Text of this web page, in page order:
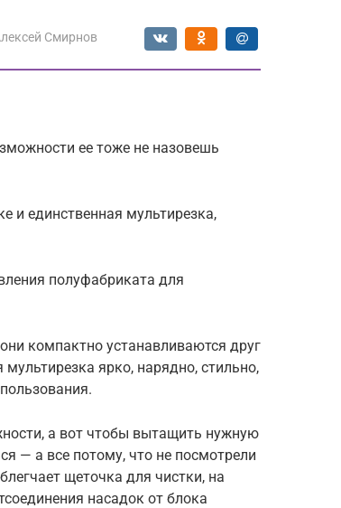
Смирнов
ее тоже не назовешь
и единственная мультирезка,
полуфабриката для
компактно устанавливаются друг
мультирезка ярко, нарядно, стильно,
а вот чтобы вытащить нужную
— а все потому, что не посмотрели
щеточка для чистки, на
насадок от блока